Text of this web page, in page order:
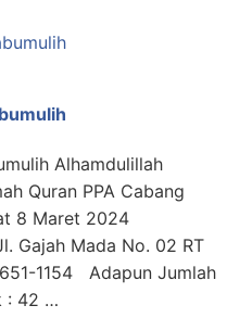
Alhamdulillah
Quran PPA Cabang
8 Maret 2024
Gajah Mada No. 02 RT
1154 Adapun Jumlah
: 42 …